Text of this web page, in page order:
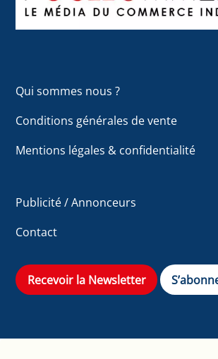
Qui sommes nous ?
Conditions générales de vente
Mentions légales & confidentialité
Publicité / Annonceurs
Contact
Recevoir la Newsletter